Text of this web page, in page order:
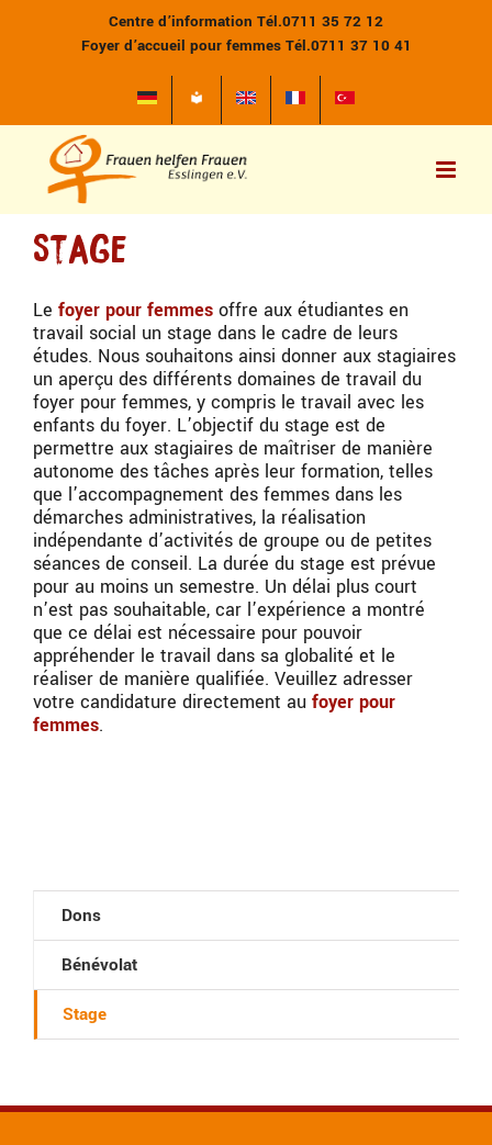
Centre d’information Tél.0711 35 72 12
Foyer d’accueil pour femmes Tél.0711 37 10 41
Stage
Le foyer pour femmes offre aux étudiantes en
travail social un stage dans le cadre de leurs
études. Nous souhaitons ainsi donner aux stagiaires
un aperçu des différents domaines de travail du
foyer pour femmes, y compris le travail avec les
enfants du foyer. L’objectif du stage est de
permettre aux stagiaires de maîtriser de manière
autonome des tâches après leur formation, telles
que l’accompagnement des femmes dans les
démarches administratives, la réalisation
indépendante d’activités de groupe ou de petites
séances de conseil. La durée du stage est prévue
pour au moins un semestre. Un délai plus court
n’est pas souhaitable, car l’expérience a montré
que ce délai est nécessaire pour pouvoir
appréhender le travail dans sa globalité et le
réaliser de manière qualifiée. Veuillez adresser
votre candidature directement au foyer pour
femmes.
Dons
Bénévolat
Stage